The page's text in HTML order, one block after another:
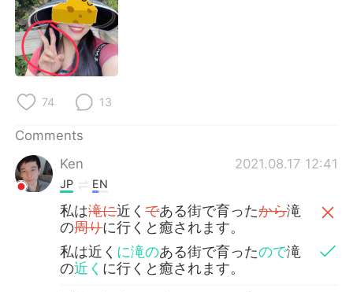
74 13
Comments
Ken
2021.08.17 12:41
JP EN
私は滝に近くである街で育ったから滝
の周りに行くと癒されます。
私は近く に滝のある街で育ったので滝
の近く に行くと癒されます。